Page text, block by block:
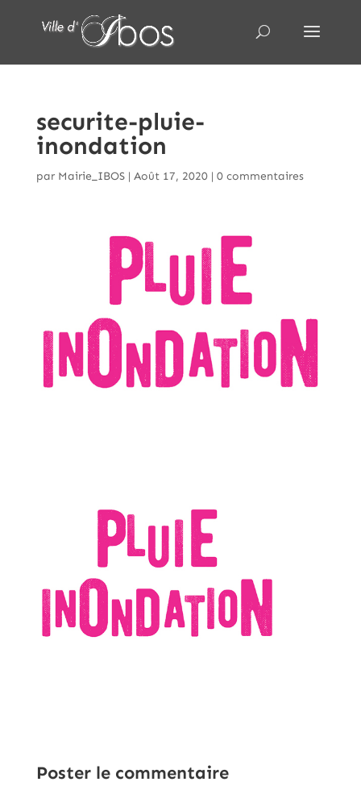
securite-pluie-
inondation
par Mairie_IBOS| Août 17, 2020| 0 commentaires
Poster le commentaire